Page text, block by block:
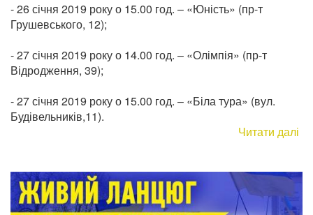
- 26 січня 2019 року о 15.00 год. – «Юність» (пр-т
Грушевського, 12);
- 27 січня 2019 року о 14.00 год. – «Олімпія» (пр-т
Відродження, 39);
- 27 січня 2019 року о 15.00 год. – «Біла тура» (вул.
Будівельників,11).
Читати далі